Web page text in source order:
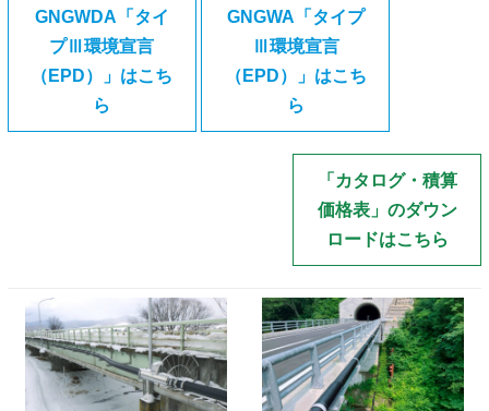
GNGWDA「タイ
プⅢ環境宣言
（EPD）」はこち
ら
GNGWA「タイプ
Ⅲ環境宣言
（EPD）」はこち
ら
「カタログ・積算
価格表」のダウン
ロードはこちら